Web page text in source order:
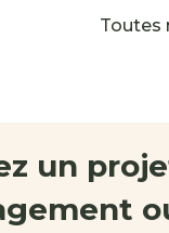
Toutes
un